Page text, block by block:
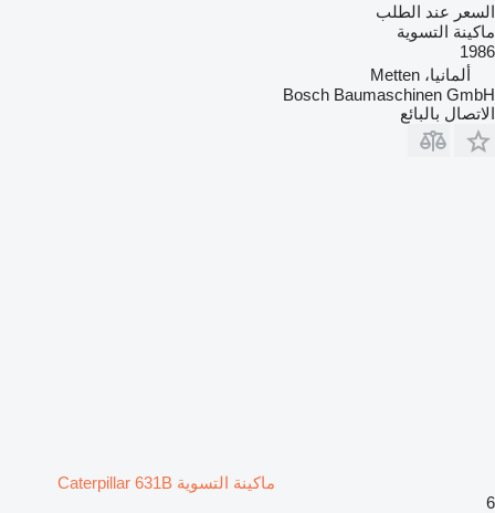
السعر عند الطلب
ماكينة التسوية
1986
ألمانيا، Metten
Bosch Baumaschinen GmbH
الاتصال بالبائع
ماكينة التسوية Caterpillar 631B
6